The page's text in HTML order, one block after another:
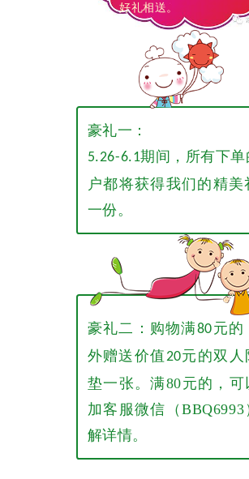
好礼相送。
豪礼一：
5.26-6.1期间，所有下单
户都将获得我们的精美
一份。
豪礼二：购物满80元的
外赠送价值20元的双人
垫一张。满80元的，可
加客服微信（BBQ6993
解详情。